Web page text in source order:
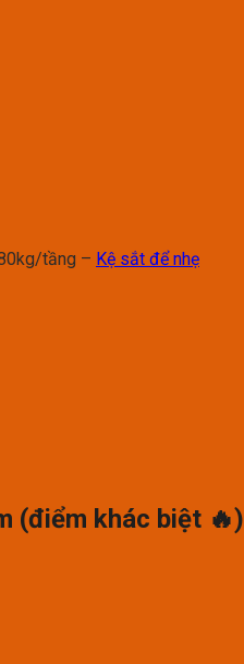
tầng – Kệ sắt để nhẹ
(điểm khác biệt 🔥)